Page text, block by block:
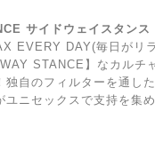
サイドウェイスタンス
EVERY DAY(毎日がリ
STANCE】なカルチ
独自のフィルターを通し
ユニセックスで支持を集め